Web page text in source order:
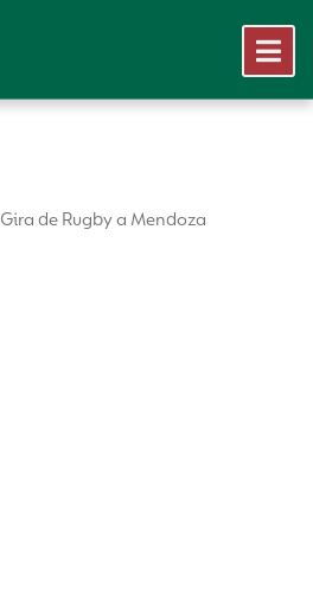
Gira de Rugby a Mendoza